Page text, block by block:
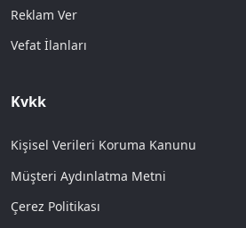
Reklam Ver
Vefat İlanları
Kvkk
Kişisel Verileri Koruma Kanunu
Müşteri Aydınlatma Metni
Çerez Politikası